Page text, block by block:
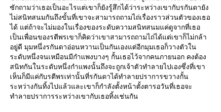
ซักถามว่าเธอเป็นอะไรแต่เขาก็ยังรู้สึกได้ว่าระหว่างเขากับรกันดายัง
ไม่สนิทสนมกันถึงขั้นที่เขาจะสามารถถามไถ่เรื่องราวส่วนตัวของเธอ
ได้ แต่ถ้าจะไม่มองในเรื่องของระดับความสนิทสนมแค่ดูจากที่เธอ
เป็นเพื่อนของรตีพรเขาก็คิดว่าเขาสามารถถามไถ่ได้แต่เขาก็ไม่กล้า
อยู่ดี มุมหนึ่งรกันดาอ่อนหวานเป็นกันเองแต่อีกมุมเธอก็วางตัวใน
ระดับหนึ่งจนเหมือนมีกำแพงบางๆ กั้นเธอไว้จากคนภายนอก คงต้อง
สนิทกันในระดับหนึ่งกำแพงนั้นถึงจะถูกเจ้าตัวทำลายไปเองซึ่งที่เขา
เห็นก็มีแค่กับรตีพรเท่านั้นที่รกันดาได้ทำลายปราการขวางกั้น
ระหว่างกันทิ้งไปแล้วและเขาก็กำลังตั้งหน้าตั้งตารอวันที่เธอจะ
ทำลายปราการระหว่างเขากับเธอทิ้งเช่นกัน